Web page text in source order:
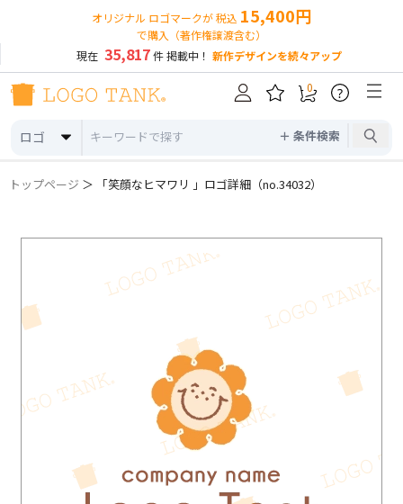
オリジナル ロゴマークが 税込 15,400円
で購入（著作権譲渡含む）
現在 35,817件 掲載中！ 新作デザインを続々アップ
ロゴ ＋ 条件検索
0 ?
トップページ ＞ 「笑顔なヒマワリ 」ロゴ詳細（no.34032）